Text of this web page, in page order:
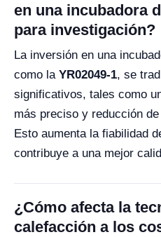
en una incubadora
para investigación?
La inversión en una
como la YR02049-1, se
significativos, tales como
más preciso y reducción
Esto aumenta la fiabilidad
contribuye a una mejor
¿Cómo afecta la
calefacción a los